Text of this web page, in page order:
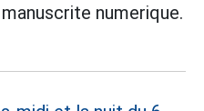
numerique.